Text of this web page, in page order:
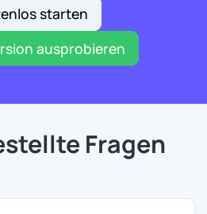
starten
ausprobieren
Fragen